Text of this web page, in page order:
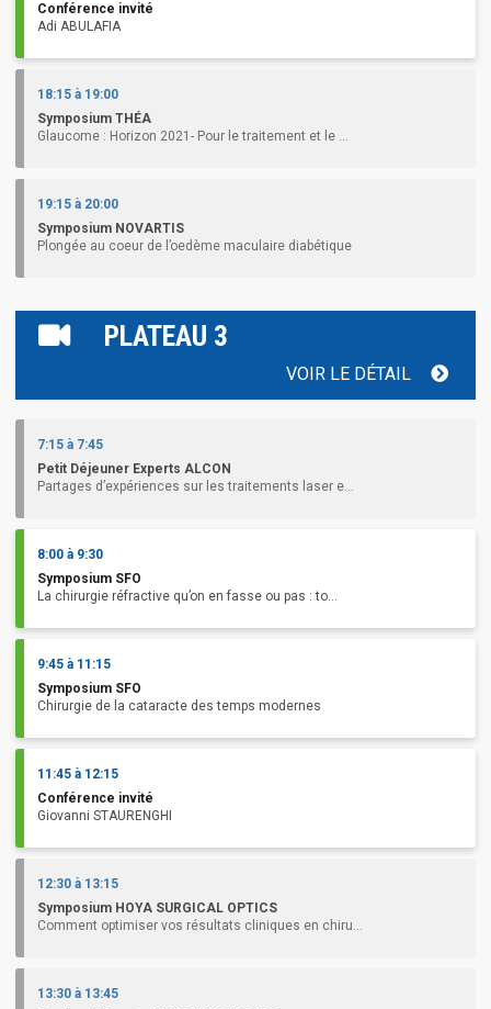
Conférence invité
Adi ABULAFIA
18:15 à 19:00
Symposium THÉA
Glaucome : Horizon 2021- Pour le traitement et le ...
19:15 à 20:00
Symposium NOVARTIS
Plongée au coeur de l’oedème maculaire diabétique
PLATEAU 3
VOIR LE DÉTAIL
7:15 à 7:45
Petit Déjeuner Experts ALCON
Partages d’expériences sur les traitements laser e...
8:00 à 9:30
Symposium SFO
La chirurgie réfractive qu’on en fasse ou pas : to...
9:45 à 11:15
Symposium SFO
Chirurgie de la cataracte des temps modernes
11:45 à 12:15
Conférence invité
Giovanni STAURENGHI
12:30 à 13:15
Symposium HOYA SURGICAL OPTICS
Comment optimiser vos résultats cliniques en chiru...
13:30 à 13:45